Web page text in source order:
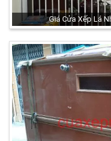
Giá Cửa Xếp Lá